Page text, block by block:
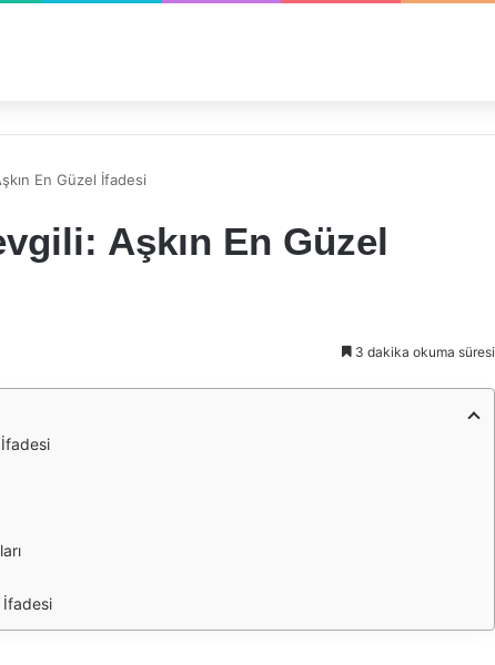
En Güzel İfadesi
Aşkın En Güzel
3 dakika okuma süresi
İfadesi
İfadesi